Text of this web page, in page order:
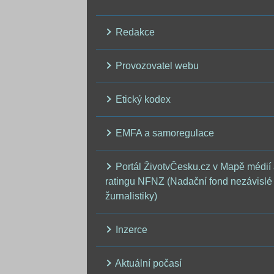
Redakce
Provozovatel webu
Etický kodex
EMFA a samoregulace
Portál ŽivotvČesku.cz v Mapě médií
ratingu NFNZ (Nadační fond nezávislé
žurnalistiky)
Inzerce
Aktuální počasí